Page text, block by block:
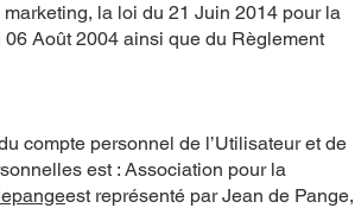
la loi du 21 Juin 2014 pour la
Août 2004 ainsi que du Règlement
compte personnel de l’Utilisateur et de
est : Association pour la
est représenté par Jean de Pange,